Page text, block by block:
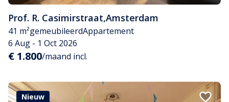
Prof. R. Casimirstraat,Amsterdam
41 m²gemeubileerdAppartement
6 Aug - 1 Oct 2026
€ 1.800/maand incl.
Nieuw